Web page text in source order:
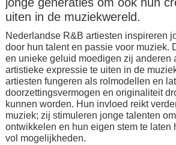
uiten in de muziekwereld.
Nederlandse R&B artiesten inspireren
door hun talent en passie voor muziek.
en unieke geluid moedigen zij anderen
artistieke expressie te uiten in de
artiesten fungeren als rolmodellen en
doorzettingsvermogen en originaliteit
kunnen worden. Hun invloed reikt
muziek; zij stimuleren jonge talenten
ontwikkelen en hun eigen stem te laten
vol mogelijkheden.